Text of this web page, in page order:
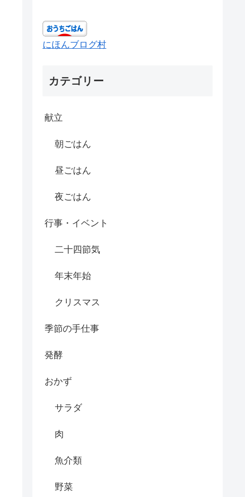
にほんブログ村
カテゴリー
献立
朝ごはん
昼ごはん
夜ごはん
行事・イベント
二十四節気
年末年始
クリスマス
季節の手仕事
発酵
おかず
サラダ
肉
魚介類
野菜